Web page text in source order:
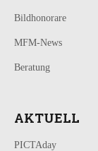
Bildhonorare
MFM-News
Beratung
AKTUELL
PICTAday